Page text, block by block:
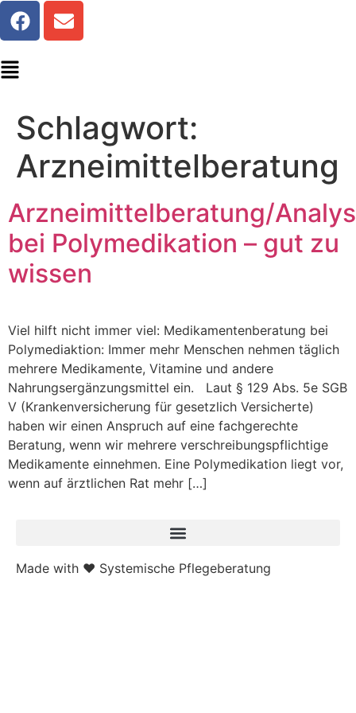
Schlagwort:
Arzneimittelberatung
Arzneimittelberatung/
bei Polymedikation – gut zu
wissen
Viel hilft nicht immer viel: Medikamentenberatung bei
Polymediaktion: Immer mehr Menschen nehmen täglich
mehrere Medikamente, Vitamine und andere
Nahrungsergänzungsmittel ein. Laut § 129 Abs. 5e SGB
V (Krankenversicherung für gesetzlich Versicherte)
haben wir einen Anspruch auf eine fachgerechte
Beratung, wenn wir mehrere verschreibungspflichtige
Medikamente einnehmen. Eine Polymedikation liegt vor,
wenn auf ärztlichen Rat mehr […]
Made with ❤ Systemische Pflegeberatung